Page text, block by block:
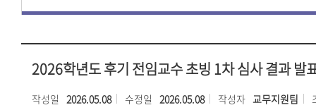
2026학년도 후기 전임교수 초빙 1차 심사 결과 발
작성일 2026.05.08 수정일 2026.05.08 작성자 교무지원팀